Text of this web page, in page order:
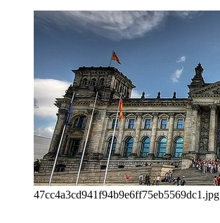
47cc4a3cd941f94b9e6ff75eb5569dc1.jpg